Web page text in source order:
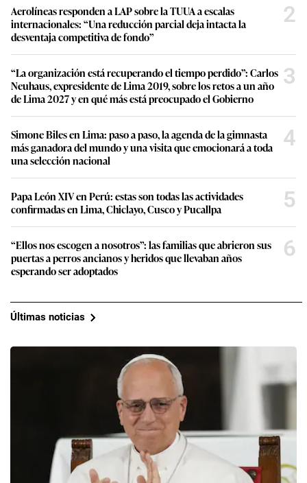
Aerolíneas responden a LAP sobre la TUUA a escalas
internacionales: “Una reducción parcial deja intacta la
desventaja competitiva de fondo”
2
“La organización está recuperando el tiempo perdido”: Carlos
Neuhaus, expresidente de Lima 2019, sobre los retos a un año
de Lima 2027 y en qué más está preocupado el Gobierno
3
Simone Biles en Lima: paso a paso, la agenda de la gimnasta
más ganadora del mundo y una visita que emocionará a toda
una selección nacional
4
Papa León XIV en Perú: estas son todas las actividades
confirmadas en Lima, Chiclayo, Cusco y Pucallpa
5
“Ellos nos escogen a nosotros”: las familias que abrieron sus
puertas a perros ancianos y heridos que llevaban años
esperando ser adoptados
6
Últimas noticias